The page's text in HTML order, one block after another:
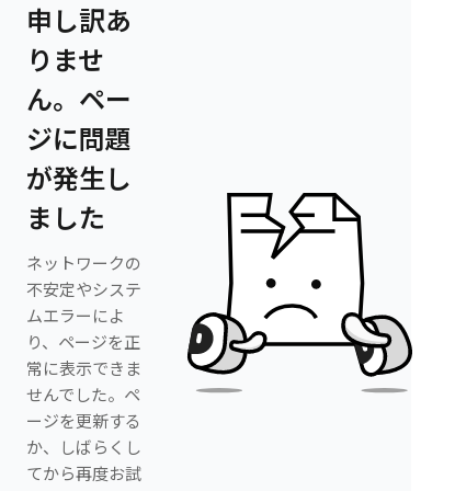
申し訳あ
りませ
ん。ペー
ジに問題
が発生し
ました
ネットワークの
不安定やシステ
ムエラーによ
り、ページを正
常に表示できま
せんでした。ペ
ージを更新する
か、しばらくし
てから再度お試